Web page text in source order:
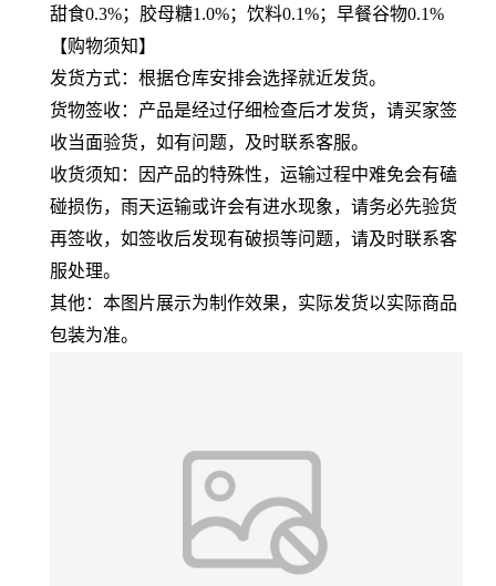
甜食0.3%；胶母糖1.0%；饮料0.1%；早餐谷物0.1%
【购物须知】
发货方式：根据仓库安排会选择就近发货。
货物签收：产品是经过仔细检查后才发货，请买家签
收当面验货，如有问题，及时联系客服。
收货须知：因产品的特殊性，运输过程中难免会有磕
碰损伤，雨天运输或许会有进水现象，请务必先验货
再签收，如签收后发现有破损等问题，请及时联系客
服处理。
其他：本图片展示为制作效果，实际发货以实际商品
包装为准。